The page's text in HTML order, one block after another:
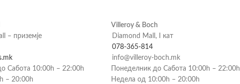
– приземје
Сабота 10:00h – 22:00h
– 20:00h
Villeroy & Boch
Diamond Mall, I кат
078-365-814
info@villeroy-boch.mk
Понеделник до Сабота 10:00h – 22:00h
Недела од 10:00h – 20:00h